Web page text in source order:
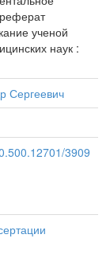
ученой
наук :
Сергеевич
3909